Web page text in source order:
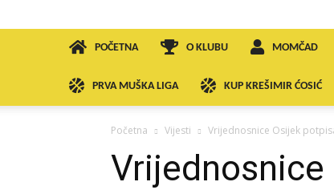
POČETNA O KLUBU MOMČAD
PRVA MUŠKA LIGA KUP KREŠIMIR ĆOSIĆ
Početna Vijesti Vrijednosnice Osijek